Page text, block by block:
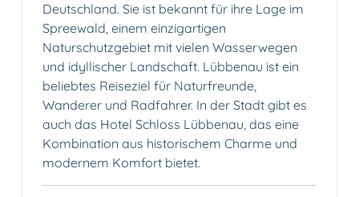
Deutschland. Sie ist bekannt für ihre Lage im
Spreewald, einem einzigartigen
Naturschutzgebiet mit vielen Wasserwegen
und idyllischer Landschaft. Lübbenau ist ein
beliebtes Reiseziel für Naturfreunde,
Wanderer und Radfahrer. In der Stadt gibt es
auch das Hotel Schloss Lübbenau, das eine
Kombination aus historischem Charme und
modernem Komfort bietet.